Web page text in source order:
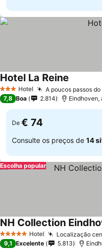
3 EstrelasHotel A poucos passos
Hotel La Reine
7,8 Boa 2.814 Eindhoven,
De € 74
Consulte os preços de 14
Escolha popular
5 Estrelas Hotel Localização
NH Collection
9,1 Excelente 5.813